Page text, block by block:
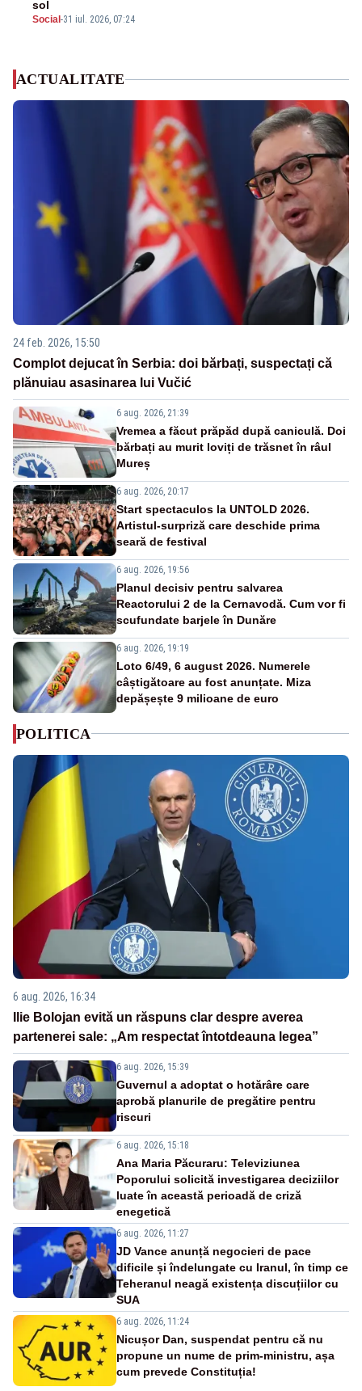
Social -31 iul. 2026, 07:24
sol
ACTUALITATE
24 feb. 2026, 15:50
Complot dejucat în Serbia: doi bărbați, suspectați că
plănuiau asasinarea lui Vučić
6 aug. 2026, 21:39
Vremea a făcut prăpăd după caniculă. Doi
bărbați au murit loviți de trăsnet în râul
Mureș
6 aug. 2026, 20:17
Start spectaculos la UNTOLD 2026.
Artistul-surpriză care deschide prima
seară de festival
6 aug. 2026, 19:56
Planul decisiv pentru salvarea
Reactorului 2 de la Cernavodă. Cum vor fi
scufundate barjele în Dunăre
6 aug. 2026, 19:19
Loto 6/49, 6 august 2026. Numerele
câștigătoare au fost anunțate. Miza
depășește 9 milioane de euro
POLITICA
6 aug. 2026, 16:34
Ilie Bolojan evită un răspuns clar despre averea
partenerei sale: „Am respectat întotdeauna legea”
6 aug. 2026, 15:39
Guvernul a adoptat o hotărâre care
aprobă planurile de pregătire pentru
riscuri
6 aug. 2026, 15:18
Ana Maria Păcuraru: Televiziunea
Poporului solicită investigarea deciziilor
luate în această perioadă de criză
enegetică
6 aug. 2026, 11:27
JD Vance anunță negocieri de pace
dificile și îndelungate cu Iranul, în timp ce
Teheranul neagă existența discuțiilor cu
SUA
6 aug. 2026, 11:24
Nicușor Dan, suspendat pentru că nu
propune un nume de prim-ministru, așa
cum prevede Constituția!